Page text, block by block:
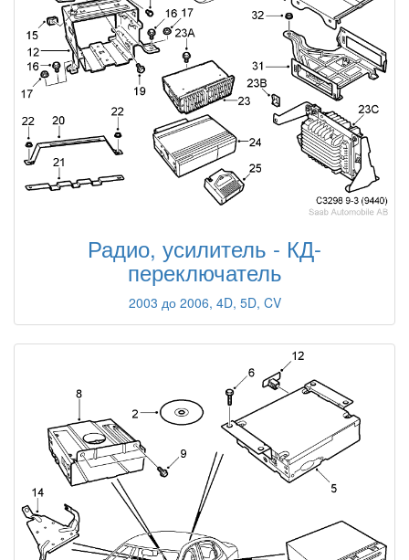
Радио, усилитель - КД-
переключатель
2003 до 2006, 4D, 5D, CV